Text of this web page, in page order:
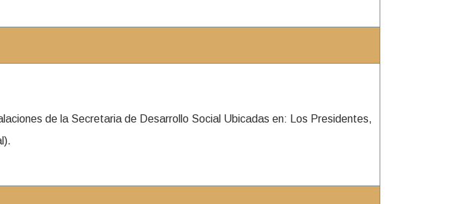
de la Secretaria de Desarrollo Social Ubicadas en: Los Presidentes,